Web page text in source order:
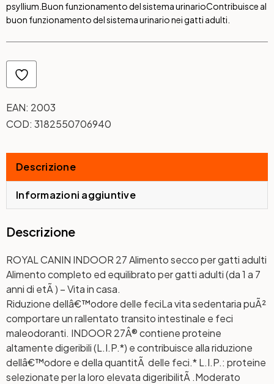
psyllium. Buon funzionamento del sistema urinarioContribuisce al
buon funzionamento del sistema urinario nei gatti adulti.
EAN: 2003
COD: 3182550706940
Descrizione
Informazioni aggiuntive
Descrizione
ROYAL CANIN INDOOR 27 Alimento secco per gatti adulti
Alimento completo ed equilibrato per gatti adulti (da 1 a 7
anni di etÃ ) – Vita in casa.
Riduzione dellâ€™odore delle feciLa vita sedentaria puÃ²
comportare un rallentato transito intestinale e feci
maleodoranti. INDOOR 27Â® contiene proteine
altamente digeribili (L.I.P.*) e contribuisce alla riduzione
dellâ€™odore e della quantitÃ delle feci.* L.I.P.: proteine
selezionate per la loro elevata digeribilitÃ .Moderato